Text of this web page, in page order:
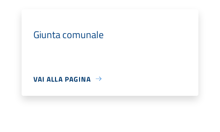
Giunta comunale
VAI ALLA PAGINA